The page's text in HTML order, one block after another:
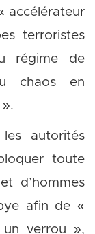
accélérateur
terroristes
régime de
chaos en
autorités
toute
d’hommes
afin de «
verrou »,